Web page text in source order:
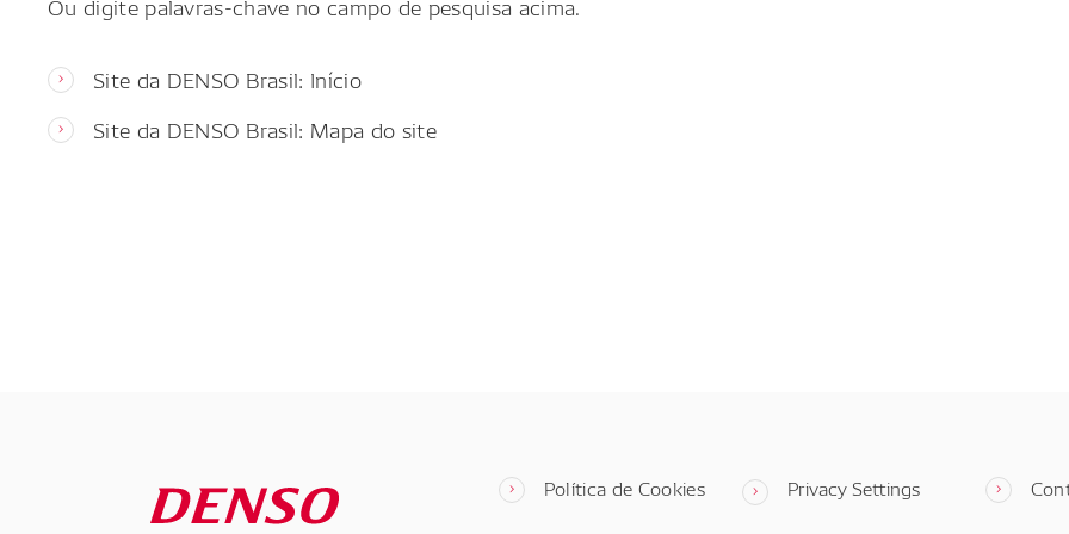
Site da DENSO Brasil: Início
Site da DENSO Brasil: Mapa do site
Política de Cookies Privacy Settings